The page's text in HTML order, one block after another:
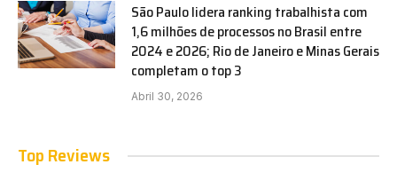
São Paulo lidera ranking trabalhista com
1,6 milhões de processos no Brasil entre
2024 e 2026; Rio de Janeiro e Minas Gerais
completam o top 3
Abril 30, 2026
Top Reviews